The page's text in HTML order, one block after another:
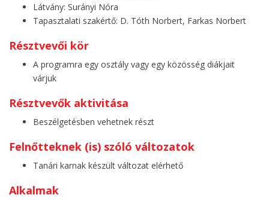
Látvány: Surányi Nóra
Tapasztalati szakértő: D. Tóth Norbert, Farkas Norbert
Résztvevői kör
A programra egy osztály vagy egy közösség diákjait
várjuk
Résztvevők aktivitása
Beszélgetésben vehetnek részt
Felnőtteknek (is) szóló változatok
Tanári karnak készült változat elérhető
Alkalmak